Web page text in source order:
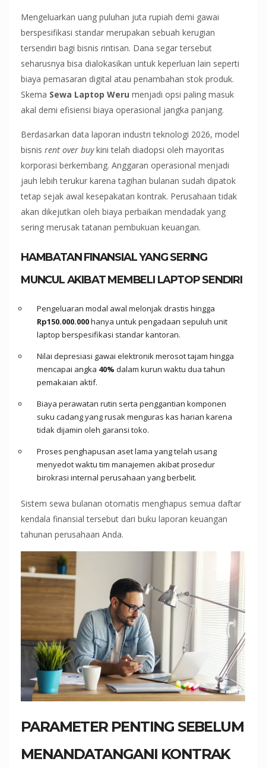
Mengeluarkan uang puluhan juta rupiah demi gawai
berspesifikasi standar merupakan sebuah kerugian
tersendiri bagi bisnis rintisan. Dana segar tersebut
seharusnya bisa dialokasikan untuk keperluan lain seperti
biaya pemasaran digital atau penambahan stok produk.
Skema Sewa Laptop Weru menjadi opsi paling masuk
akal demi efisiensi biaya operasional jangka panjang.
Berdasarkan data laporan industri teknologi 2026, model
bisnis rent over buykini telah diadopsi oleh mayoritas
korporasi berkembang. Anggaran operasional menjadi
jauh lebih terukur karena tagihan bulanan sudah dipatok
tetap sejak awal kesepakatan kontrak. Perusahaan tidak
akan dikejutkan oleh biaya perbaikan mendadak yang
sering merusak tatanan pembukuan keuangan.
HAMBATAN FINANSIAL YANG SERING
MUNCUL AKIBAT MEMBELI LAPTOP SENDIRI
Pengeluaran modal awal melonjak drastis hingga
Rp150.000.000hanya untuk pengadaan sepuluh unit
laptop berspesifikasi standar kantoran.
Nilai depresiasi gawai elektronik merosot tajam hingga
mencapai angka 40% dalam kurun waktu dua tahun
pemakaian aktif.
Biaya perawatan rutin serta penggantian komponen
suku cadang yang rusak menguras kas harian karena
tidak dijamin oleh garansi toko.
Proses penghapusan aset lama yang telah usang
menyedot waktu tim manajemen akibat prosedur
birokrasi internal perusahaan yang berbelit.
Sistem sewa bulanan otomatis menghapus semua daftar
kendala finansial tersebut dari buku laporan keuangan
tahunan perusahaan Anda.
PARAMETER PENTING SEBELUM
MENANDATANGANI KONTRAK